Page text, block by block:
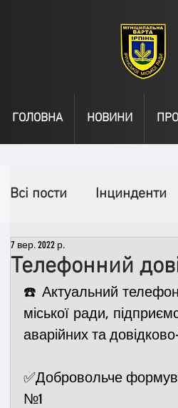
ГОЛОВНА НОВИНИ
Всі пости Інцинденти
День народження
Спільні заходи
Телефонний
7 вер. 2022 р.
☎️ Актуальний
міської ради,
аварійних та
✅Добровольче
№1